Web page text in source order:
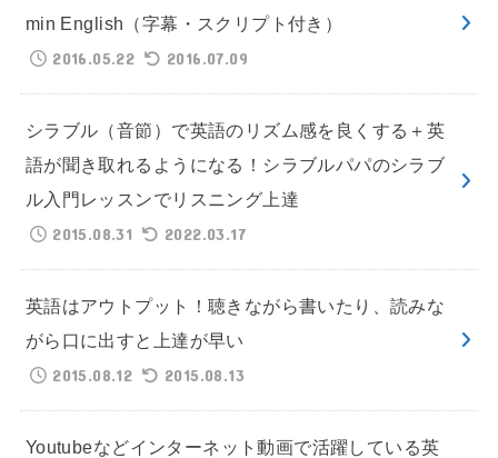
min English（字幕・スクリプト付き）
2016.05.22
2016.07.09
シラブル（音節）で英語のリズム感を良くする＋英
語が聞き取れるようになる！シラブルパパのシラブ
ル入門レッスンでリスニング上達
2015.08.31
2022.03.17
英語はアウトプット！聴きながら書いたり、読みな
がら口に出すと上達が早い
2015.08.12
2015.08.13
Youtubeなどインターネット動画で活躍している英